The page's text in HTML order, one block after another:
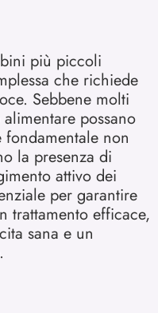
più piccoli
che richiede
Sebbene molti
possano
fondamentale non
la presenza di
attivo dei
per garantire
trattamento efficace,
sana e un